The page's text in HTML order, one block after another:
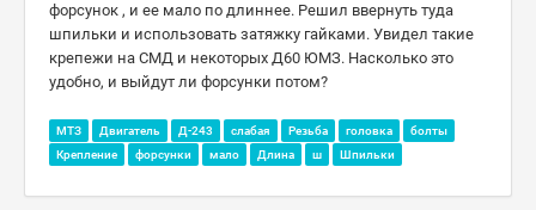
форсунок , и ее мало по длиннее. Решил ввернуть туда
шпильки и использовать затяжку гайками. Увидел такие
крепежи на СМД и некоторых Д60 ЮМЗ. Насколько это
удобно, и выйдут ли форсунки потом?
МТЗ Двигатель Д-243 слабая Резьба головка
болты
Крепление
форсунки мало Длина ш Шпильки